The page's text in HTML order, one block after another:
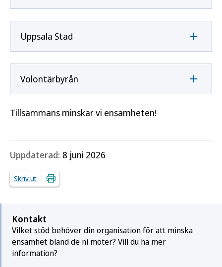
Uppsala Stad
Volontärbyrån
Tillsammans minskar vi ensamheten!
Uppdaterad: 8 juni 2026
Skriv ut
Kontakt
Vilket stöd behöver din organisation för att minska
ensamhet bland de ni möter? Vill du ha mer
information?